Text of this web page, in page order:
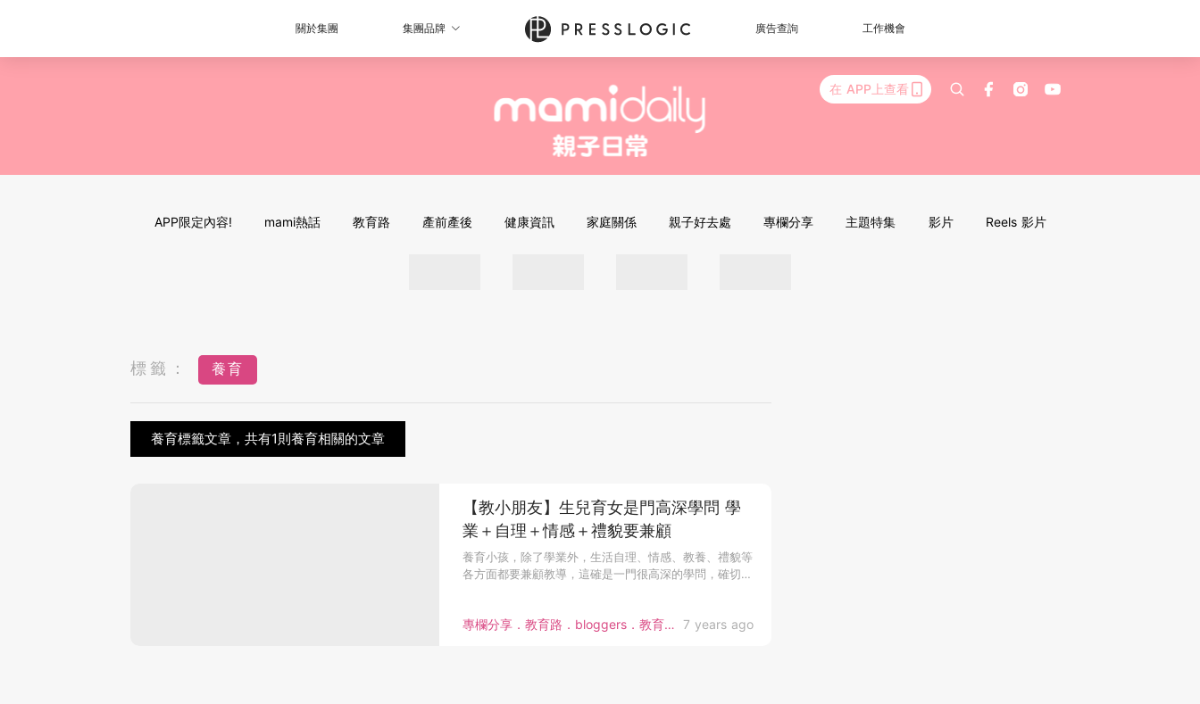
關於集團 集團品牌 廣告查詢 工作機會
在 APP上查看
APP限定內容! mami熱話 教育路 產前產後 健康資訊 家庭關係 親子好去處 專欄分享 主題特集 影片 Reels 影片
標籤： 養育
養育標籤文章，共有1則養育相關的文章
專欄分享．教育路．bloggers．教育心得 7 years ago
【教小朋友】生兒育女是門高深學問 學
業＋自理＋情感＋禮貌要兼顧
養育小孩，除了學業外，生活自理、情感、教養、禮貌等
各方面都要兼顧教導，這確是一門很高深的學問，確切